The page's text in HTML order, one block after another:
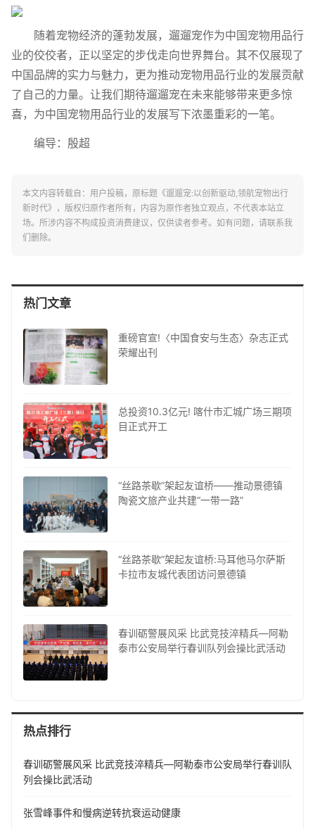
随着宠物经济的蓬勃发展，遛遛宠作为中国宠物用品行
业的佼佼者，正以坚定的步伐走向世界舞台。其不仅展现了
中国品牌的实力与魅力，更为推动宠物用品行业的发展贡献
了自己的力量。让我们期待遛遛宠在未来能够带来更多惊
喜，为中国宠物用品行业的发展写下浓墨重彩的一笔。
编导：殷超
本文内容转载自：用户投稿，原标题《遛遛宠:以创新驱动,领航宠物出行
新时代》，版权归原作者所有，内容为原作者独立观点，不代表本站立
场。所涉内容不构成投资消费建议，仅供读者参考。如有问题，请联系我
们删除。
热门文章
重磅官宣!〈中国食安与生态〉杂志正式
荣耀出刊
总投资10.3亿元! 喀什市汇城广场三期项
目正式开工
“丝路茶歇”架起友谊桥——推动景德镇
陶瓷文旅产业共建“一带一路”
“丝路茶歇”架起友谊桥:马耳他马尔萨斯
卡拉市友城代表团访问景德镇
春训砺警展风采 比武竞技淬精兵—阿勒
泰市公安局举行春训队列会操比武活动
热点排行
春训砺警展风采 比武竞技淬精兵—阿勒泰市公安局举行春训队
列会操比武活动
张雪峰事件和慢病逆转抗衰运动健康